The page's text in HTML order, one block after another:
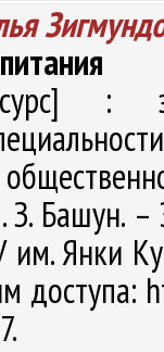
:
Башун. –
им. Янки
доступа: